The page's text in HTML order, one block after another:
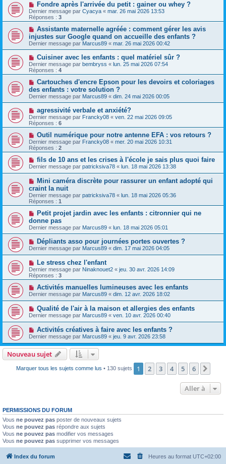
Fondre après l'arrivée du petit : gainer ou whey ?
Dernier message par Cyacya « mar. 26 mai 2026 13:53
Réponses : 3
Assistante maternelle agréée : comment gérer les avis
injustes sur Google quand on accueille des enfants ?
Dernier message par Marcus89 « mar. 26 mai 2026 00:42
Cuisiner avec les enfants : quel matériel sûr ?
Dernier message par bembryss « lun. 25 mai 2026 07:54
Réponses : 4
Cartouches d'encre Epson pour les devoirs et coloriages
des enfants : votre solution ?
Dernier message par Marcus89 « dim. 24 mai 2026 00:05
agressivité verbale et anxiété?
Dernier message par Francky08 « ven. 22 mai 2026 09:05
Réponses : 6
Outil numérique pour notre antenne EFA : vos retours ?
Dernier message par Francky08 « mer. 20 mai 2026 10:31
Réponses : 2
fils de 10 ans et les crises à l'école je sais plus quoi faire
Dernier message par patricksiva78 « lun. 18 mai 2026 13:38
Mini caméra discrète pour rassurer un enfant adopté qui
craint la nuit
Dernier message par patricksiva78 « lun. 18 mai 2026 05:36
Réponses : 1
Petit projet jardin avec les enfants : citronnier qui ne
donne pas
Dernier message par Marcus89 « lun. 18 mai 2026 05:01
Dépliants asso pour journées portes ouvertes ?
Dernier message par Marcus89 « dim. 17 mai 2026 04:05
Le stress chez l'enfant
Dernier message par Ninaknouet2 « jeu. 30 avr. 2026 14:09
Réponses : 3
Activités manuelles lumineuses avec les enfants
Dernier message par Marcus89 « dim. 12 avr. 2026 18:02
Qualité de l'air à la maison et allergies des enfants
Dernier message par Marcus89 « ven. 10 avr. 2026 00:40
Activités créatives à faire avec les enfants ?
Dernier message par Marcus89 « jeu. 9 avr. 2026 23:58
Nouveau sujet
Marquer tous les sujets comme lus • 130 sujets 1 2 3 4 5 6
Aller à
PERMISSIONS DU FORUM
Vous ne pouvez pas poster de nouveaux sujets
Vous ne pouvez pas répondre aux sujets
Vous ne pouvez pas modifier vos messages
Vous ne pouvez pas supprimer vos messages
Index du forum Heures au format UTC+02:00